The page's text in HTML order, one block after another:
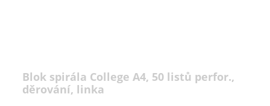
Blok spirála College A4, 50 listů perfor.,
děrování, linka